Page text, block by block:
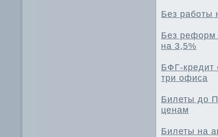
Без работы
Без реформ
на 3,5%
БФГ-кредит
три офиса
Билеты до
ценам
Билеты на